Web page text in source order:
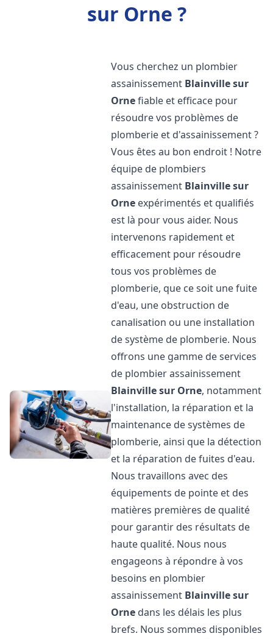
sur Orne ?
Vous cherchez un plombier
assainissement Blainville sur
Ornefiable et efficace pour
résoudre vos problèmes de
plomberie et d'assainissement ?
Vous êtes au bon endroit ! Notre
équipe de plombiers
assainissement Blainville sur
Orne expérimentés et qualifiés
est là pour vous aider. Nous
intervenons rapidement et
efficacement pour résoudre
tous vos problèmes de
plomberie, que ce soit une fuite
d'eau, une obstruction de
canalisation ou une installation
de système de plomberie. Nous
offrons une gamme de services
de plombier assainissement
Blainville sur Orne, notamment
l'installation, la réparation et la
maintenance de systèmes de
plomberie, ainsi que la détection
et la réparation de fuites d'eau.
Nous travaillons avec des
équipements de pointe et des
matières premières de qualité
pour garantir des résultats de
haute qualité. Nous nous
engageons à répondre à vos
besoins en plombier
assainissement Blainville sur
Orne dans les délais les plus
brefs. Nous sommes disponibles